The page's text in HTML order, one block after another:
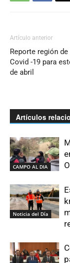
Artículo anterior
Reporte región
Covid -19 para
de abril
Artículos
CAMPO AL DIA
Noticia del Día